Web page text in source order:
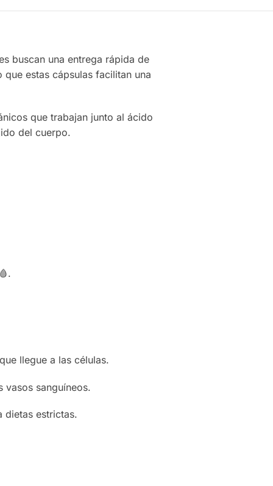
buscan una entrega rápida de
estas cápsulas facilitan una
que trabajan junto al ácido
del cuerpo.
llegue a las células.
sanguíneos.
dietas estrictas.